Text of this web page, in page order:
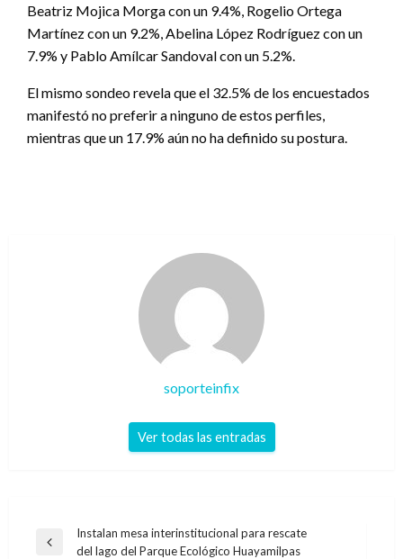
Beatriz Mojica Morga con un 9.4%, Rogelio Ortega
Martínez con un 9.2%, Abelina López Rodríguez con un
7.9% y Pablo Amílcar Sandoval con un 5.2%.
El mismo sondeo revela que el 32.5% de los encuestados
manifestó no preferir a ninguno de estos perfiles,
mientras que un 17.9% aún no ha definido su postura.
soporteinfix
Ver todas las entradas
Navegación
Entrada
Instalan mesa interinstitucional para rescate
del lago del Parque Ecológico Huayamilpas